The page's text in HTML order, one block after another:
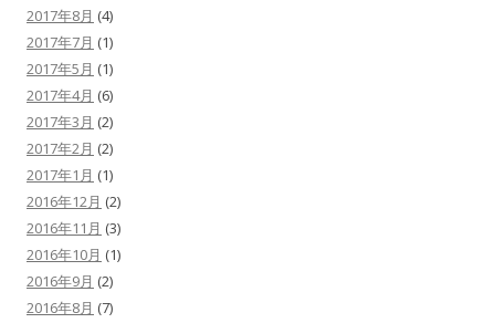
2017年8月 (4)
2017年7月 (1)
2017年5月 (1)
2017年4月 (6)
2017年3月 (2)
2017年2月 (2)
2017年1月 (1)
2016年12月 (2)
2016年11月 (3)
2016年10月 (1)
2016年9月 (2)
2016年8月 (7)